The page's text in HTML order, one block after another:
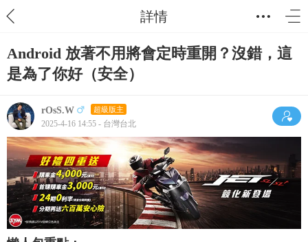
詳情
Android 放著不用將會定時重開？沒錯，這
是為了你好（安全）
rOsS.W 超級版主
2025-4-16 14:55 - 台灣台北